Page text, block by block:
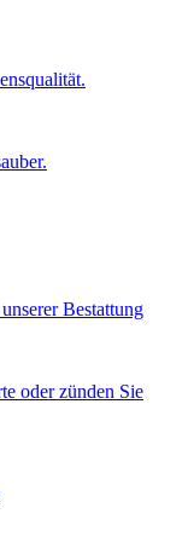
Bestattung
oder zünden Sie